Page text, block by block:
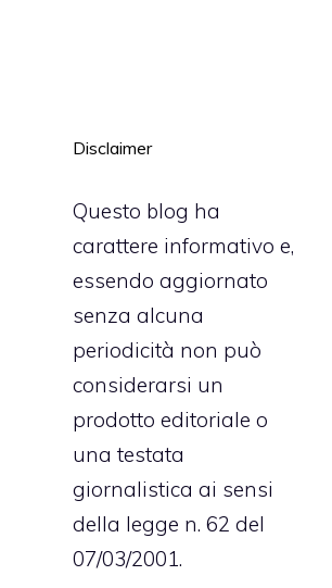
Disclaimer
Questo blog ha
carattere informativo e,
essendo aggiornato
senza alcuna
periodicità non può
considerarsi un
prodotto editoriale o
una testata
giornalistica ai sensi
della legge n. 62 del
07/03/2001.